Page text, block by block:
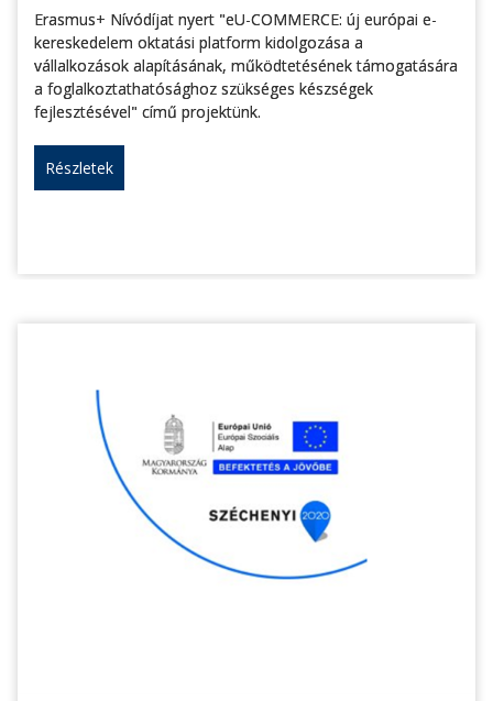
Erasmus+ Nívódíjat nyert "eU-COMMERCE: új európai e-
kereskedelem oktatási platform kidolgozása a
vállalkozások alapításának, működtetésének támogatására
a foglalkoztathatósághoz szükséges készségek
fejlesztésével" című projektünk.
Részletek